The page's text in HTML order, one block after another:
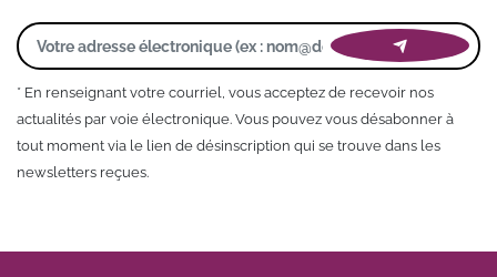
* En renseignant votre courriel, vous acceptez de recevoir nos
actualités par voie électronique. Vous pouvez vous désabonner à
tout moment via le lien de désinscription qui se trouve dans les
newsletters reçues.